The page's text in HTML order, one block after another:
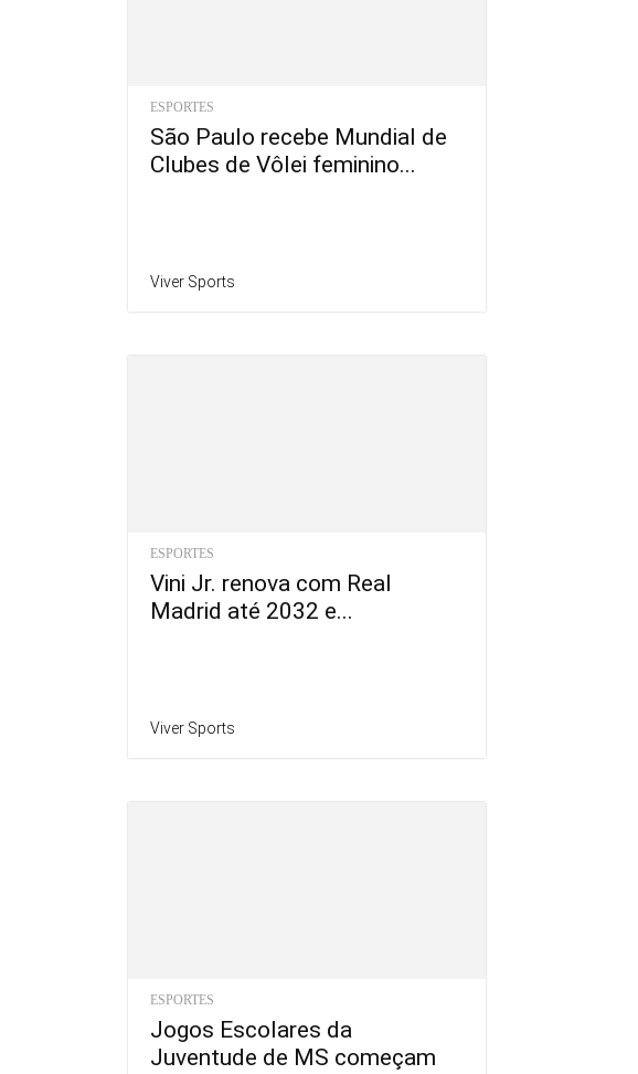
ESPORTES
São Paulo recebe Mundial de
Clubes de Vôlei feminino...
Viver Sports
ESPORTES
Vini Jr. renova com Real
Madrid até 2032 e...
Viver Sports
ESPORTES
Jogos Escolares da
Juventude de MS começam